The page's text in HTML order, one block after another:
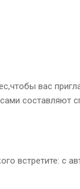
вас
составляют
встретите: с